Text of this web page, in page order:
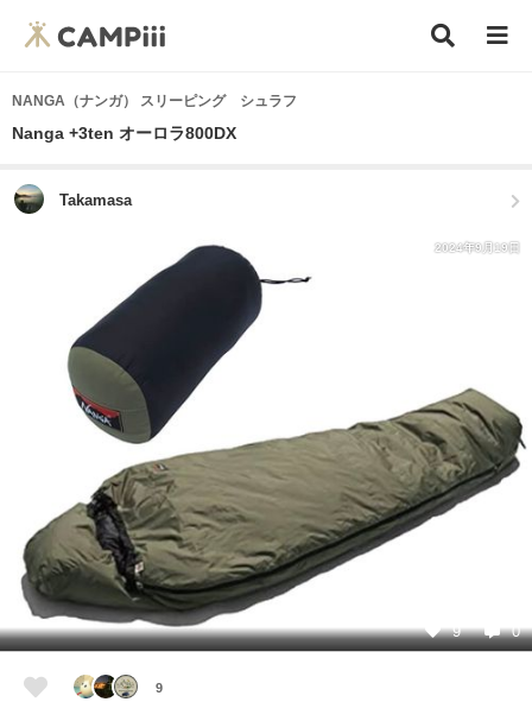
NANGA（ナンガ） スリーピング シュラフ
Nanga +3ten オーロラ800DX
Takamasa
2024年9月19日
9 0
9